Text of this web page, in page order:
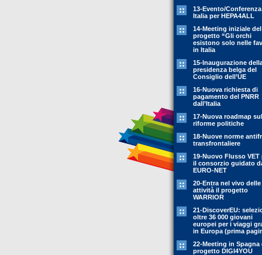
13-Evento/
Italia per HEPA4ALL
14-Meeting iniziale del
progetto “Gli orchi
esistono solo nelle
in Italia
15-Inaugurazione
presidenza belga del
Consiglio dell’UE
16-Nuova richiesta di
pagamento del PNRR
dall’Italia
17-Nuova roadmap
riforme politiche
18-Nuove norme
transfrontaliere
19-Nuovo Flusso VET
il consorzio guidato
EURO-NET
20-Entra nel vivo delle
attività il progetto
WARRIOR
21-DiscoverEU:
oltre 36 000 giovani
europei per i viaggi
in Europa (prima
22-Meeting in Spagna
progetto DIGI4YOU